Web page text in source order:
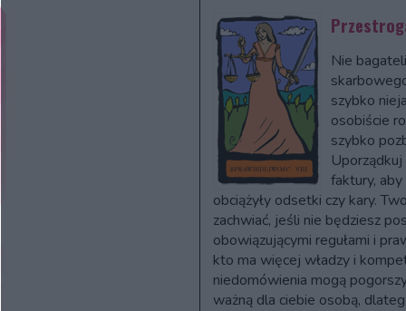
Nie
szybko
osobiście
szybko
Uporządkuj
faktury,
obciążyły odsetki czy kary.
zachwiać, jeśli nie będziesz
obowiązującymi regułami i
kto ma więcej władzy i
niedomówienia mogą
ważną dla ciebie osobą,